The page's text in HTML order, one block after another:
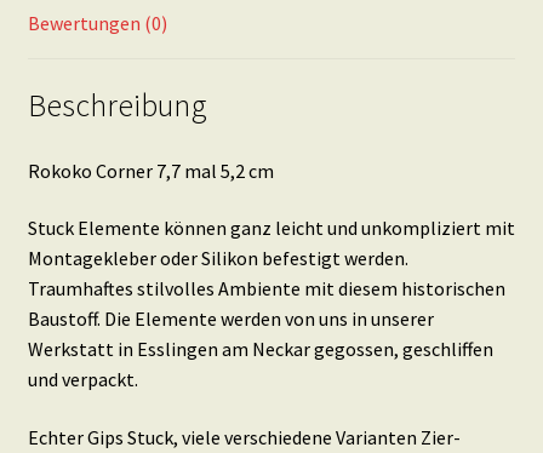
Bewertungen (0)
Beschreibung
Rokoko Corner 7,7 mal 5,2 cm
Stuck Elemente können ganz leicht und unkompliziert mit
Montagekleber oder Silikon befestigt werden.
Traumhaftes stilvolles Ambiente mit diesem historischen
Baustoff. Die Elemente werden von uns in unserer
Werkstatt in Esslingen am Neckar gegossen, geschliffen
und verpackt.
Echter Gips Stuck, viele verschiedene Varianten Zier-